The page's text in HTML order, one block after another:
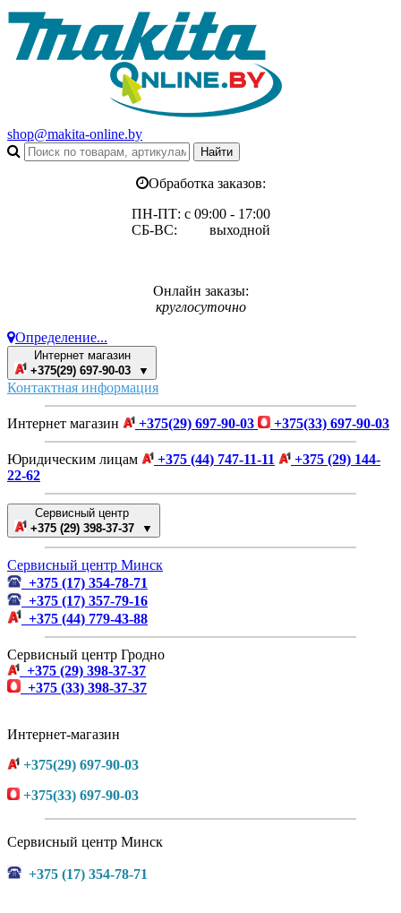
shop@makita-online.by
Обработка заказов:
ПН-ПТ: с 09:00 - 17:00
СБ-ВС: выходной
Онлайн заказы:
круглосуточно
Определение...
Интернет магазин
+375(29) 697-90-03 ▼
Контактная информация
Интернет магазин +375(29) 697-90-03 +375(33) 697-90-03
Юридическим лицам +375 (44) 747-11-11
+375 (29) 144-
22-62
Сервисный центр
+375 (29) 398-37-37 ▼
Сервисный центр Минск
+375 (17) 354-78-71
+375 (17) 357-79-16
+375 (44) 779-43-88
Сервисный центр Гродно
+375 (29) 398-37-37
+375 (33) 398-37-37
Интернет-магазин
+375(29) 697-90-03
+375(33) 697-90-03
Сервисный центр Минск
+375 (17) 354-78-71